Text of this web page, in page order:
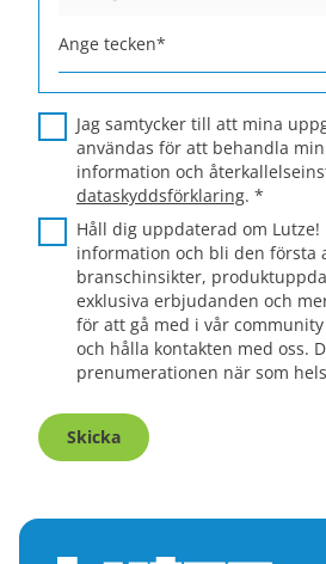
Ange tecken*
Jag samtycker till att mina
användas för att behandla
information och
dataskyddsförklaring. *
Håll dig uppdaterad om
information och bli den första
branschinsikter,
exklusiva erbjudanden och
för att gå med i vår
och hålla kontakten med oss.
prenumerationen när som
Skicka